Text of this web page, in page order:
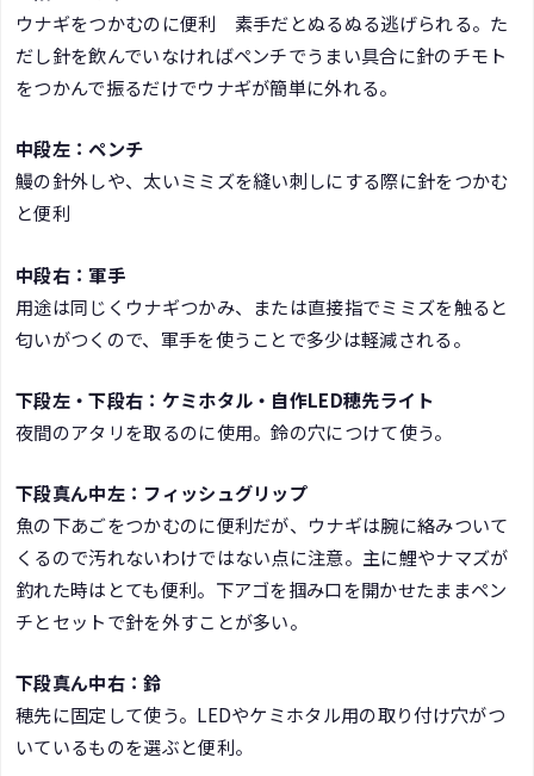
ウナギをつかむのに便利 素手だとぬるぬる逃げられる。た
だし針を飲んでいなければペンチでうまい具合に針のチモト
をつかんで振るだけでウナギが簡単に外れる。
中段左：ペンチ
鰻の針外しや、太いミミズを縫い刺しにする際に針をつかむ
と便利
中段右：軍手
用途は同じくウナギつかみ、または直接指でミミズを触ると
匂いがつくので、軍手を使うことで多少は軽減される。
下段左・下段右：ケミホタル・自作LED穂先ライト
夜間のアタリを取るのに使用。鈴の穴につけて使う。
下段真ん中左：フィッシュグリップ
魚の下あごをつかむのに便利だが、ウナギは腕に絡みついて
くるので汚れないわけではない点に注意。主に鯉やナマズが
釣れた時はとても便利。下アゴを掴み口を開かせたままペン
チとセットで針を外すことが多い。
下段真ん中右：鈴
穂先に固定して使う。LEDやケミホタル用の取り付け穴がつ
いているものを選ぶと便利。